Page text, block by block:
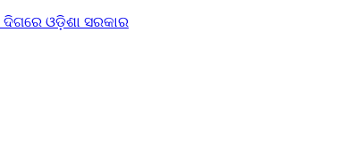
ଦିଗରେ ଓଡ଼ିଶା ସରକାର